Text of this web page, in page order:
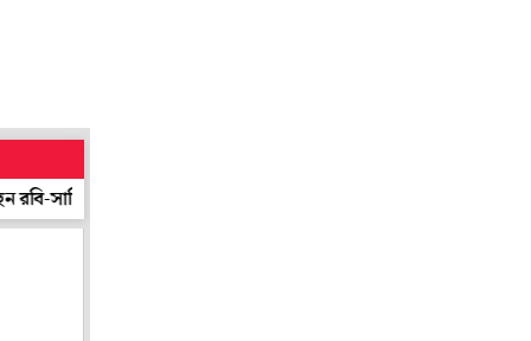
খোঁজই নিত না কেউ! অভিজাত ডুপ্লেক্স ফ্ল্যাট থেকে উদ্ধার মৃত